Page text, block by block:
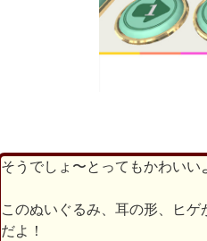
そうでしょ〜とってもかわいい
このぬいぐるみ、耳の形、ヒ
だよ！